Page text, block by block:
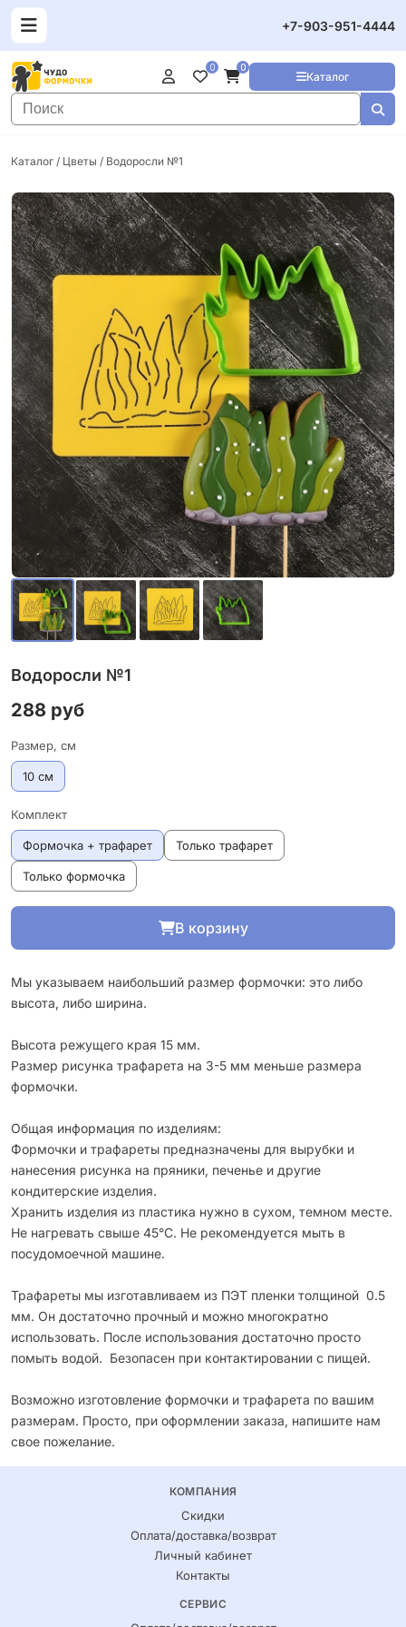
+7-903-951-4444
Каталог
0 0
Каталог / Цветы / Водоросли №1
Водоросли №1
288 руб
Размер, см
10 см
Комплект
Формочка + трафарет Только трафарет
Только формочка
В корзину
Мы указываем наибольший размер формочки: это либо
высота, либо ширина.
Высота режущего края 15 мм.
Размер рисунка трафарета на 3-5 мм меньше размера
формочки.
Общая информация по изделиям:
Формочки и трафареты предназначены для вырубки и
нанесения рисунка на пряники, печенье и другие
кондитерские изделия.
Хранить изделия из пластика нужно в сухом, темном месте.
Не нагревать свыше 45°С. Не рекомендуется мыть в
посудомоечной машине.
Трафареты мы изготавливаем из ПЭТ пленки толщиной 0.5
мм. Он достаточно прочный и можно многократно
использовать. После использования достаточно просто
помыть водой. Безопасен при контактировании с пищей.
Возможно изготовление формочки и трафарета по вашим
размерам. Просто, при оформлении заказа, напишите нам
свое пожелание.
КОМПАНИЯ
Скидки
Оплата/доставка/возврат
Личный кабинет
Контакты
СЕРВИС